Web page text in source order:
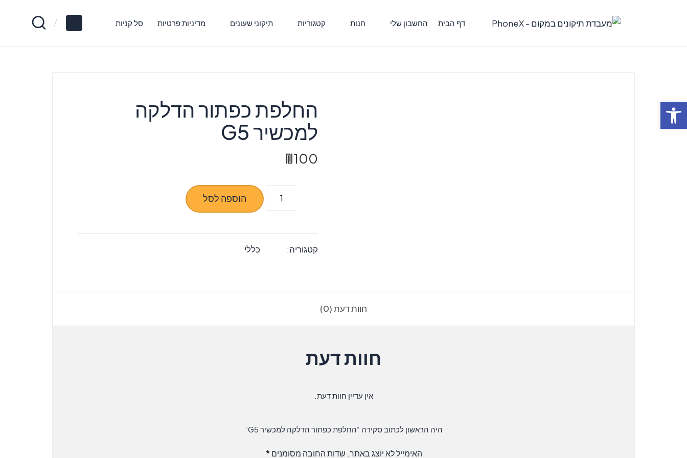
דף הבית החשבון שלי חנות קטגוריות תיקוני שעונים מדיניות פרטיות סל קניות
החלפת כפתור הדלקה
למכשיר G5
₪100
הדלקה
הוספה לסל
קטגוריה: כללי
חוות דעת (0)
חוות דעת
אין עדיין חוות דעת.
היה הראשון לכתוב סקירה “החלפת כפתור הדלקה למכשיר G5”
האימייל לא יוצג באתר. שדות החובה מסומנים *
פתח סרגל נגישות